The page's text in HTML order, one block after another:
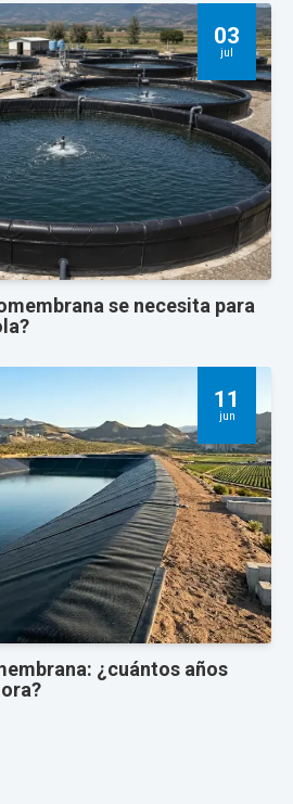
03
jul
se necesita para
11
jun
¿cuántos años